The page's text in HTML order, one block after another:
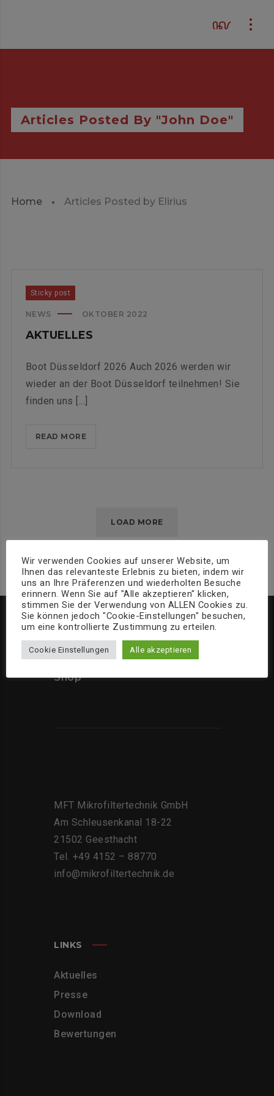
Articles Posted By "John Doe"
Home Articles Posted by Elirius
Sticky post
NEWS OKTOBER 2022
AKTUELLES
Boot Düsseldorf 2026 Auch 2026 werden wir
wieder an der Boot Düsseldorf teilnehmen! Sie
finden uns [...]
READ MOREAKTUELLES
LOAD MORE
Home
Über uns
Shop
MFT Mikrofiltertechnik GmbH
Am Schleusenkanal 18-22
21502 Geesthacht
Tel. +49 4152 – 88770
info@mikrofiltertechnik.de
LINKS
Aktuelles
Presse
Download
Bewertungen
Wir verwenden Cookies auf unserer Website, um
Ihnen das relevanteste Erlebnis zu bieten, indem wir
uns an Ihre Präferenzen und wiederholten Besuche
erinnern. Wenn Sie auf "Alle akzeptieren" klicken,
stimmen Sie der Verwendung von ALLEN Cookies zu.
Sie können jedoch "Cookie-Einstellungen" besuchen,
um eine kontrollierte Zustimmung zu erteilen.
Cookie Einstellungen Alle akzeptieren